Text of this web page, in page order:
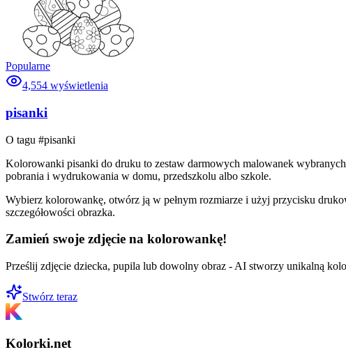
Popularne
4,554 wyświetlenia
pisanki
O tagu #pisanki
Kolorowanki pisanki do druku to zestaw darmowych malowanek
pobrania i wydrukowania w domu, przedszkolu albo szkole.
Wybierz kolorowankę, otwórz ją w pełnym rozmiarze i użyj przycisku
szczegółowości obrazka.
Zamień swoje zdjęcie na kolorowankę!
Prześlij zdjęcie dziecka, pupila lub dowolny obraz - AI stworzy unikalną
Stwórz teraz
Kolorki.net